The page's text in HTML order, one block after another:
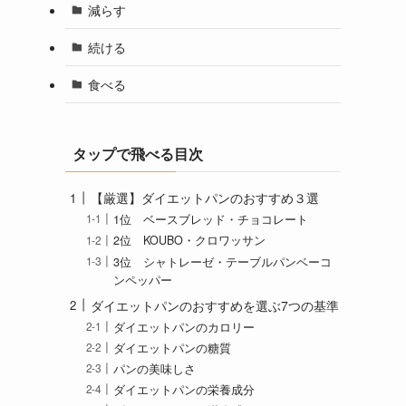
減らす
続ける
食べる
タップで飛べる目次
【厳選】ダイエットパンのおすすめ３選
1位 ベースブレッド・チョコレート
2位 KOUBO・クロワッサン
3位 シャトレーゼ・テーブルパンベーコ
ンペッパー
ダイエットパンのおすすめを選ぶ7つの基準
ダイエットパンのカロリー
ダイエットパンの糖質
パンの美味しさ
ダイエットパンの栄養成分